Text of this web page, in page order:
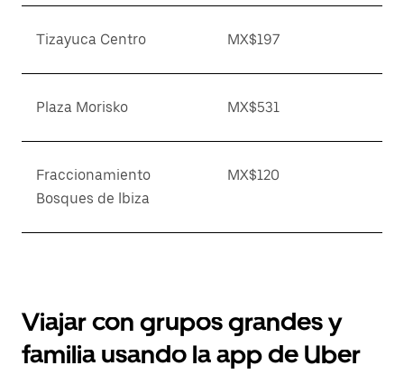
Tizayuca Centro MX$197
Plaza Morisko MX$531
Fraccionamiento
Bosques de Ibiza
MX$120
Viajar con grupos grandes y
familia usando la app de Uber